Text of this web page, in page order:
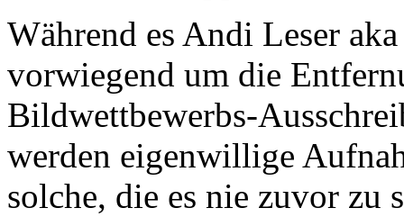
Während es Andi Leser
vorwiegend um die
Bildwettbewerbs-
werden eigenwillige
solche, die es nie zuvor zu